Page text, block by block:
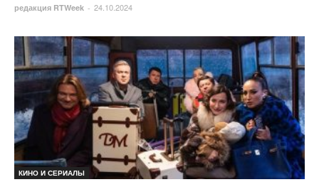
редакция RTWeek - 24.10.2024
КИНО И СЕРИАЛЫ